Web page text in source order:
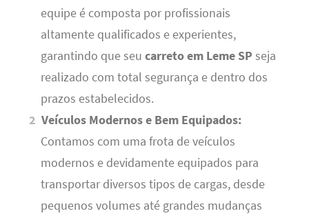
equipe é composta por profissionais
altamente qualificados e experientes,
garantindo que seu carreto em Leme SP seja
realizado com total segurança e dentro dos
prazos estabelecidos.
Veículos Modernos e Bem Equipados:
Contamos com uma frota de veículos
modernos e devidamente equipados para
transportar diversos tipos de cargas, desde
pequenos volumes até grandes mudanças